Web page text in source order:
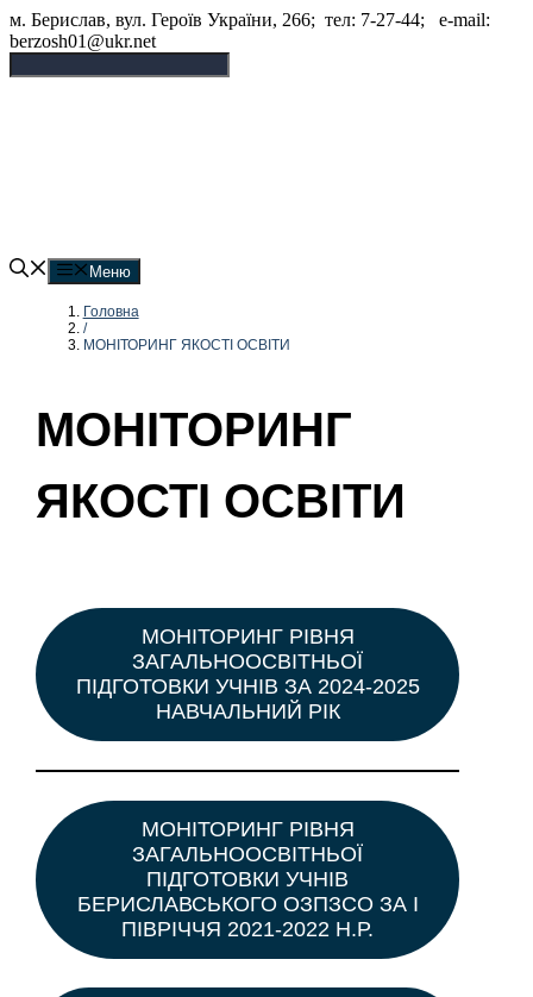
Перейти
до
вмісту
м. Берислав, вул. Героїв України, 266; тел: 7-27-44; e-mail:
berzosh01@ukr.net
Меню
Головна
/
МОНІТОРИНГ ЯКОСТІ ОСВІТИ
МОНІТОРИНГ
ЯКОСТІ ОСВІТИ
МОНІТОРИНГ РІВНЯ
ЗАГАЛЬНООСВІТНЬОЇ
ПІДГОТОВКИ УЧНІВ ЗА 2024-2025
НАВЧАЛЬНИЙ РІК
МОНІТОРИНГ РІВНЯ
ЗАГАЛЬНООСВІТНЬОЇ
ПІДГОТОВКИ УЧНІВ
БЕРИСЛАВСЬКОГО ОЗПЗСО ЗА І
ПІВРІЧЧЯ 2021-2022 Н.Р.